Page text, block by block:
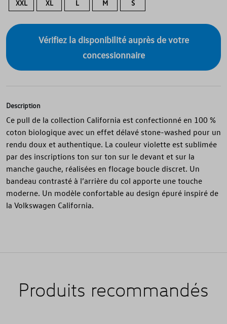
XXL XL L M S
Vérifiez la disponibilité auprès de votre
concessionnaire
Description
Ce pull de la collection California est confectionné en 100 %
coton biologique avec un effet délavé stone-washed pour un
rendu doux et authentique. La couleur violette est sublimée
par des inscriptions ton sur ton sur le devant et sur la
manche gauche, réalisées en flocage boucle discret. Un
bandeau contrasté à l’arrière du col apporte une touche
moderne. Un modèle confortable au design épuré inspiré de
la Volkswagen California.
Produits recommandés